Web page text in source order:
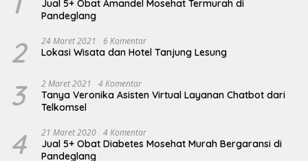
Jual 5+ Obat Amandel Mosehat Termurah di
Pandeglang
2 24 Maret 2021 6 Komentar
Lokasi Wisata dan Hotel Tanjung Lesung
3 2 Maret 2021 4 Komentar
Tanya Veronika Asisten Virtual Layanan Chatbot dari
Telkomsel
4 21 Maret 2020 4 Komentar
Jual 5+ Obat Diabetes Mosehat Murah Bergaransi di
Pandeglang